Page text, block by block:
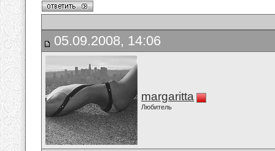
05.09.2008, 14:06
margaritta
Любитель